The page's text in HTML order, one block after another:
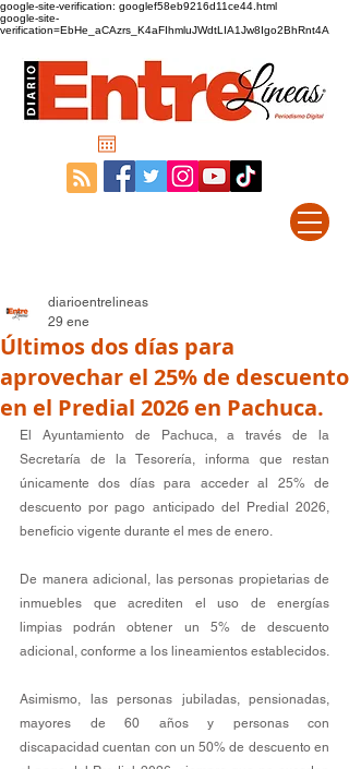
google-site-verification: googlef58eb9216d11ce44.html
google-site-
verification=EbHe_aCAzrs_K4aFIhmluJWdtLIA1Jw8Igo2BhRnt4A
Últimos dos días para
aprovechar el 25% de descuento
en el Predial 2026 en Pachuca.
diarioentrelineas
29 ene
El Ayuntamiento de Pachuca, a través de la
Secretaría de la Tesorería, informa que restan
únicamente dos días para acceder al 25% de
descuento por pago anticipado del Predial 2026,
beneficio vigente durante el mes de enero.
De manera adicional, las personas propietarias de
inmuebles que acrediten el uso de energías
limpias podrán obtener un 5% de descuento
adicional, conforme a los lineamientos establecidos.
Asimismo, las personas jubiladas, pensionadas,
mayores de 60 años y personas con
discapacidad cuentan con un 50% de descuento en